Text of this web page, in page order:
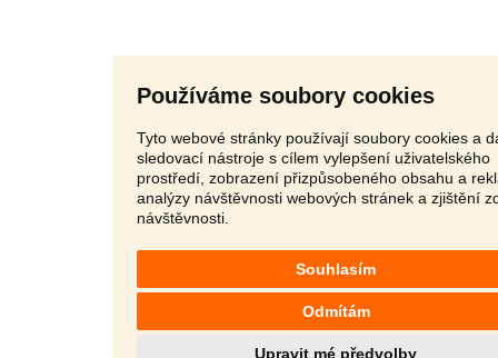
Používáme soubory cookies
Tyto webové stránky používají soubory cookies a
sledovací nástroje s cílem vylepšení uživatelského
prostředí, zobrazení přizpůsobeného obsahu a
analýzy návštěvnosti webových stránek a zjištění
návštěvnosti.
Souhlasím
Odmítám
Upravit mé předvolby